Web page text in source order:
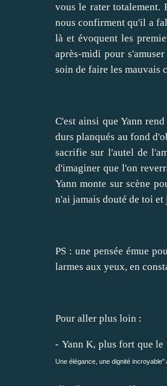
vous le rater totalement.
nous confirment qu'il a
là et évoquent les
après-midi pour
soin de faire les mauvais
C'est ainsi que Yann
durs planqués au fond
sacrifie sur l'autel de
d'imaginer que l'on
Yann monte sur scène
n'ai jamais douté de toi et
PS : une pensée émue
larmes aux yeux, en
Pour aller plus loin :
- Yann K, plus fort que
Une élégance, une dignité incroyable"